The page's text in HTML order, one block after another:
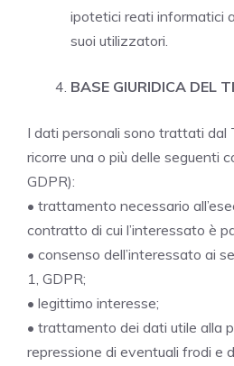
ipotetici reati informatici
suoi utilizzatori.
BASE GIURIDICA DEL
I dati personali sono trattati dal
ricorre una o più delle seguenti
GDPR):
• trattamento necessario
contratto di cui l’interessato è
• consenso dell’interessato ai
1, GDPR;
• legittimo interesse;
• trattamento dei dati utile alla
repressione di eventuali frodi e